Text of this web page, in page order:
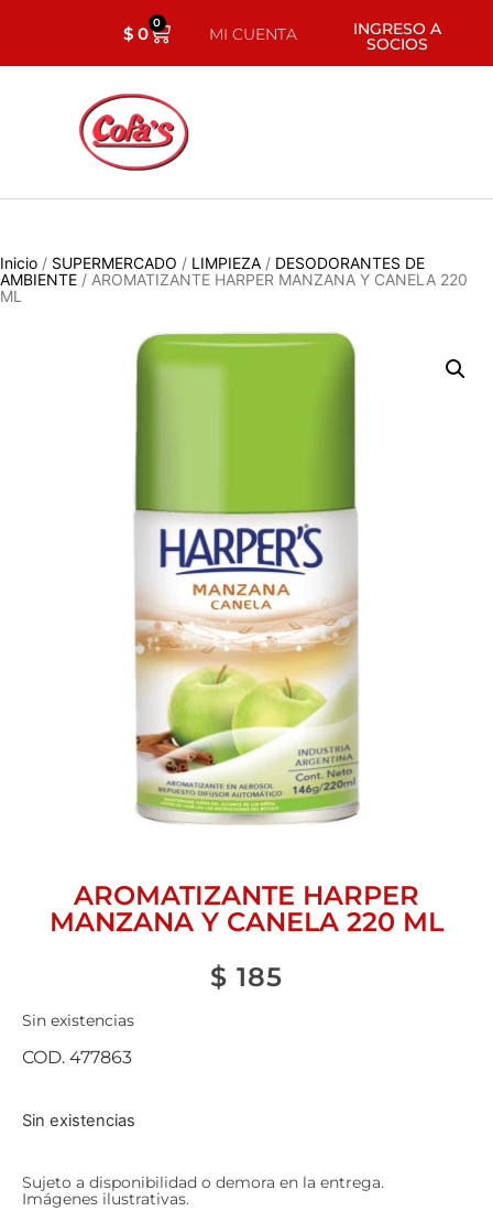
$0 0
MI CUENTA INGRESO A
SOCIOS
Inicio / SUPERMERCADO / LIMPIEZA / DESODORANTES DE
AMBIENTE / AROMATIZANTE HARPER MANZANA Y CANELA 220
ML
AROMATIZANTE HARPER
MANZANA Y CANELA 220 ML
$ 185
Sin existencias
COD. 477863
Sin existencias
Sujeto a disponibilidad o demora en la entrega.
Imágenes ilustrativas.